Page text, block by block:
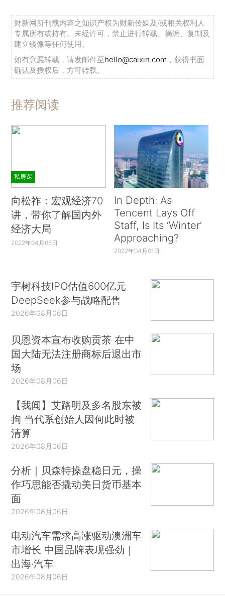
财新网所刊载内容之知识产权为财新传媒及/或相关权利人
专属所有或持有。未经许可，禁止进行转载、摘编、复制及
建立镜像等任何使用。
如有意愿转载，请发邮件至hello@caixin.com ，获得书面
确认及授权后，方可转载。
推荐阅读
私房课
向松祚：宏观经济70
讲，带你了解国内外
经济大局
2022年04月06日
In Depth: As
Tencent Lays Off
Staff, Is Its ‘Winter’
Approaching?
2022年04月01日
宇树科技IPO估值600亿元
DeepSeek参与战略配售
2026年08月06日
贝恩资本宣布收购贡茶 在中
国大陆无法注册商标后退出市
场
2026年08月06日
【我闻】艾路明及多名股东被
拘 当代系创始人因何此时被
清算
2026年08月06日
分析｜贝森特操盘稳日元，操
作巧思能否撬动美日货币基本
面
2026年08月06日
电动汽车需求高涨驱动澳洲车
市增长 中国品牌表现强劲｜
出海·汽车
2026年08月06日